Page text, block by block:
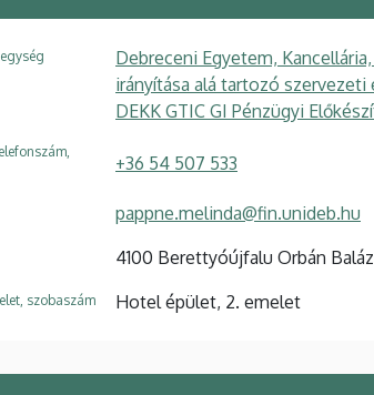
Debreceni Egyetem,
irányítása alá tartozó szervezeti
DEKK GTIC GI Pénzügyi
+36 54 507 533
pappne.melinda@fin.unideb.hu
4100 Berettyóújfalu Orbán
szobaszám Hotel épület, 2. emelet